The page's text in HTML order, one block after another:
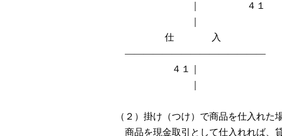
｜ ４１
仕 入
―――――――――――――――
４１
（２）掛け（つけ）で商品を仕入れた
商品を現金取引として仕入れれば、